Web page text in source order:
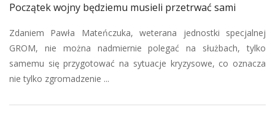
Początek wojny będziemu musieli przetrwać sami
Zdaniem Pawła Mateńczuka, weterana jednostki specjalnej
GROM, nie można nadmiernie polegać na służbach, tylko
samemu się przygotować na sytuacje kryzysowe, co oznacza
nie tylko zgromadzenie ...